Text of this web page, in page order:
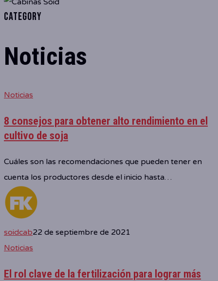
Category
Noticias
Noticias
8 consejos para obtener alto rendimiento en el
cultivo de soja
Cuáles son las recomendaciones que pueden tener en
cuenta los productores desde el inicio hasta…
soidcab22 de septiembre de 2021
Noticias
El rol clave de la fertilización para lograr más